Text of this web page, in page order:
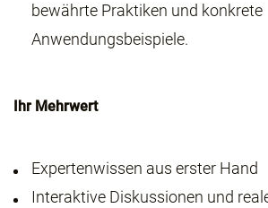
bewährte Praktiken und konkrete
Anwendungsbeispiele.
Ihr Mehrwert
Expertenwissen aus erster Hand
Interaktive Diskussionen und